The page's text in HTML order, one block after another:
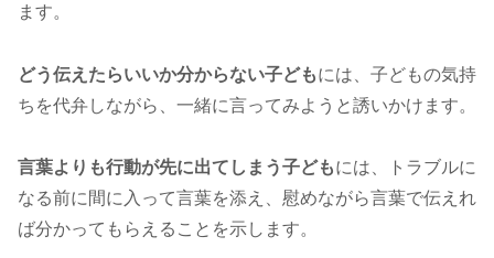
ます。
どう伝えたらいいか分からない子どもには、子どもの気持
ちを代弁しながら、一緒に言ってみようと誘いかけます。
言葉よりも行動が先に出てしまう子どもには、トラブルに
なる前に間に入って言葉を添え、慰めながら言葉で伝えれ
ば分かってもらえることを示します。